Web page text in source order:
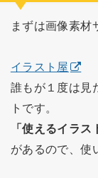
まずは画像素材
イラスト屋
誰もが１度は見
トです。
「使えるイラス
があるので、使